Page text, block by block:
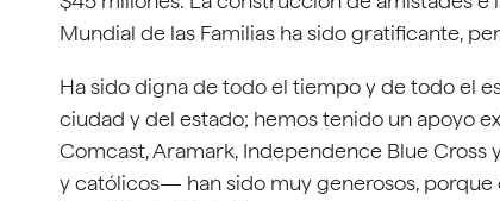
Mundial de las Familias ha sido gratificante,
Ha sido digna de todo el tiempo y de todo el
ciudad y del estado; hemos tenido un apoyo
Comcast, Aramark, Independence Blue
y católicos— han sido muy generosos,